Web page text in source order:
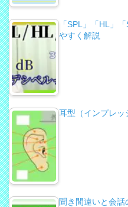
「SPL」「HL」
やすく解説
耳型（インプレッ
聞き間違いと会話